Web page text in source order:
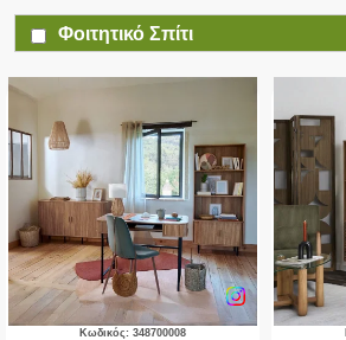
Φοιτητικό Σπίτι
Κωδικός: 348700008